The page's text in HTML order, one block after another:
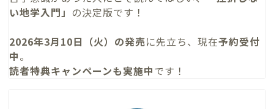
い地学入門」 の決定版です！
2026年3月10日（火）の発売に先立ち、現在予約受付
中。
読者特典キャンペーンも実施中です！